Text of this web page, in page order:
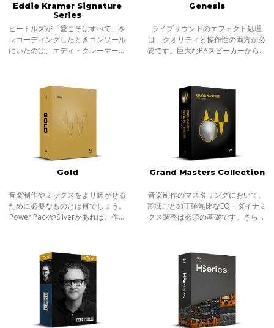
Eddie Kramer Signature
Series
ビートルズが「愛こそはすべて」を
レコーディングしたときコンソール
にいたのは、エディ・クレーマーと
ズ」をレコーディングしたときコン
ソール
Genesis
ライブサウンドのエフェクト処理
は、クオリティと操作性の両方が必
要です。巨大なPAスピーカーから増
てしまいます。これを回避するた
め、より高音
Gold
音楽制作やミックスをより輝かせる
ために必要なものとは何でしょう。
Power PackやSilverがあれば、作業
引き出し、より有機的にバランスよ
く文字通
Grand Masters Collection
音楽制作のマスタリングにおいて、
帯域ごとの正確無比なEQ・ダイナミ
クス調整は必須の基礎です。さらに
より、細分化されたプロセッシング
も一般的